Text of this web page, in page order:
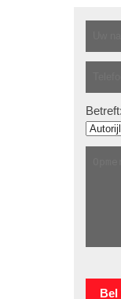
Betreft: